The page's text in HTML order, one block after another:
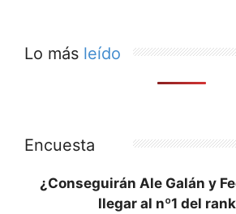
Lo más leído
Encuesta
¿Conseguirán Ale Galán y
llegar al nº1 del